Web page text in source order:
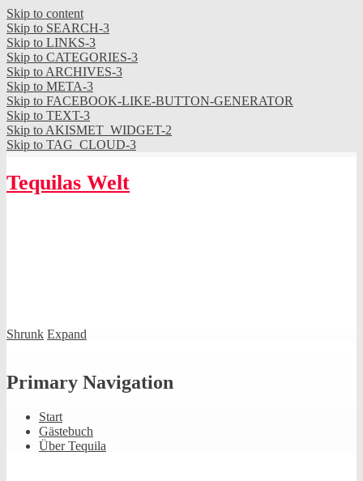
Skip to content
Skip to SEARCH-3
Skip to LINKS-3
Skip to CATEGORIES-3
Skip to ARCHIVES-3
Skip to META-3
Skip to FACEBOOK-LIKE-BUTTON-GENERATOR
Skip to TEXT-3
Skip to AKISMET_WIDGET-2
Skip to TAG_CLOUD-3
Tequilas Welt
Shrunk Expand
Primary Navigation
Start
Gästebuch
Über Tequila